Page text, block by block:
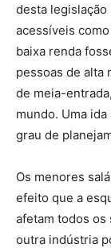
desta legislação
acessíveis
baixa renda
pessoas de alta
de meia-
mundo. Uma
grau de
Os menores
efeito que a
afetam todos os
outra indústria